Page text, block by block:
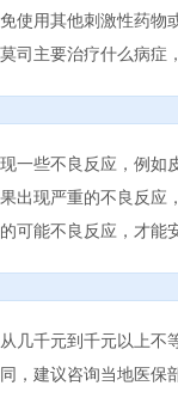
使用其他刺激性药物
司主要治疗什么病症
一些不良反应，例如
出现严重的不良反应
可能不良反应，才能
几千元到千元以上不
，建议咨询当地医保